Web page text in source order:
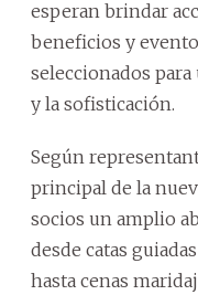
esperan brindar
beneficios y
seleccionados
y la sofisticación.
Según
principal de la
socios un amplio
desde catas
hasta cenas